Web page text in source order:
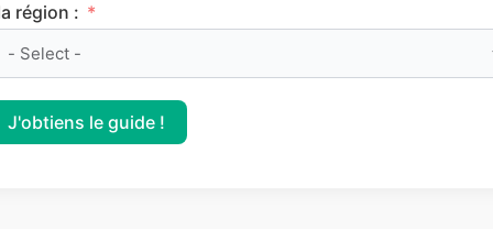
sur Parcoursup 2026
région :
J'obtiens le guide !